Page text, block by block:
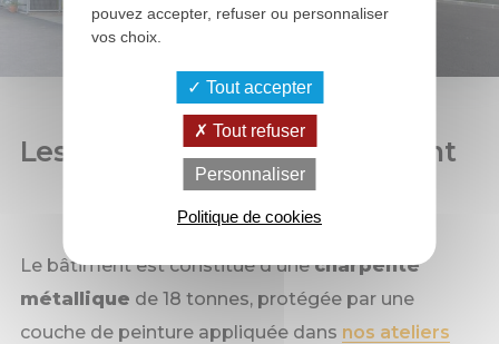
Les points forts de ce bâtiment
Le bâtiment est constitué d'unecharpente
métallique de 18 tonnes, protégée par une
couche de peinture appliquée dans nos ateliers
pouvez accepter, refuser ou personnaliser
vos choix.
Tout accepter
Tout refuser
Personnaliser
Politique de cookies